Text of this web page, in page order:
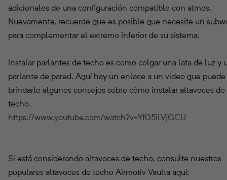
adicionales de una configuración compatible con atmos.
Nuevamente, recuerde que es posible que necesite un
para complementar el extremo inferior de su sistema.
Instalar parlantes de techo es como colgar una lata de luz y
parlante de pared. Aquí hay un enlace a un video que puede
brindarle algunos consejos sobre cómo instalar altavoces de
techo.
https://www.youtube.com/watch?v=Yf05iLVjGCU
Si está considerando altavoces de techo, consulte nuestros
populares altavoces de techo Airmotiv Vaulta aquí: